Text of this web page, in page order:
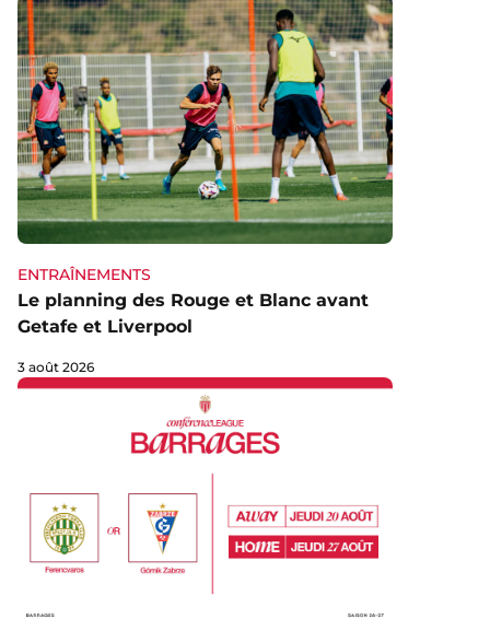
ENTRAÎNEMENTS
Le planning des Rouge et Blanc avant
Getafe et Liverpool
3 août 2026